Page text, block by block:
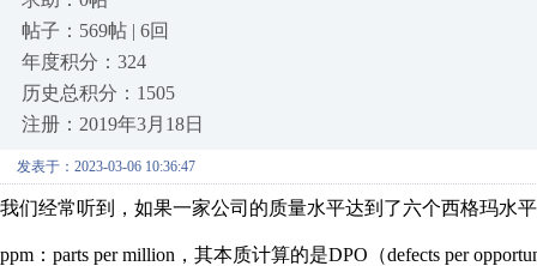
帖子：569帖 | 6回
年度积分：324
历史总积分：1505
注册：2019年3月18日
发表于：2023-03-06 10:36:47
我们经常听到，如果一家公司的质量水平达到了六个西格玛水
ppm：parts per million，其本质计算的是DPO（defects per